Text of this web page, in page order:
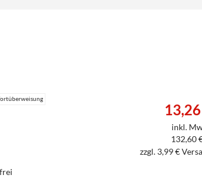
inkl.
132,60
zzgl. 3,99 €